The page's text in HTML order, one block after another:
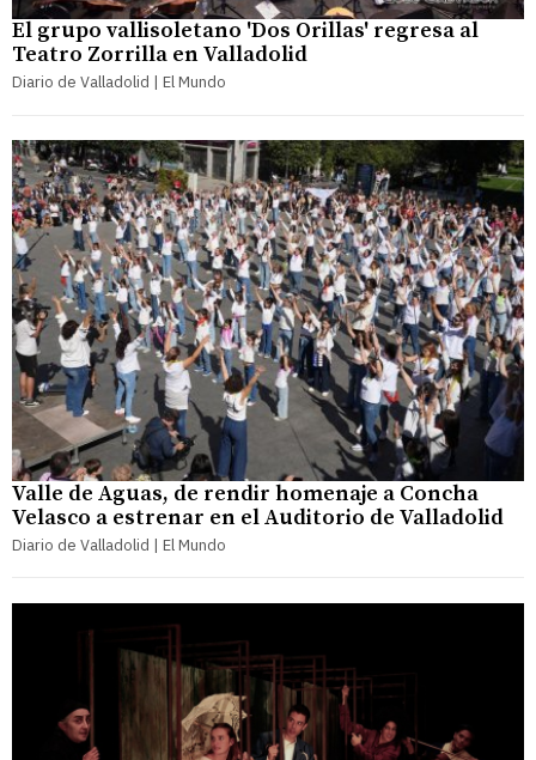
El grupo vallisoletano 'Dos Orillas' regresa al
Teatro Zorrilla en Valladolid
Diario de Valladolid | El Mundo
Valle de Aguas, de rendir homenaje a Concha
Velasco a estrenar en el Auditorio de Valladolid
Diario de Valladolid | El Mundo